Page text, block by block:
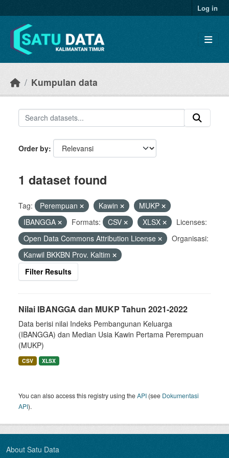
Log in
Kumpulan data
Order by
1 dataset found
Tag: Perempuan Kawin
MUKP
IBANGGA
Formats: CSV XLSX
Licenses:
Open Data Commons Attribution License
Organisasi:
Kanwil BKKBN Prov. Kaltim
Filter Results
Nilai IBANGGA dan MUKP Tahun 2021-2022
Data berisi nilai Indeks Pembangunan Keluarga
(IBANGGA) dan Median Usia Kawin Pertama Perempuan
(MUKP)
CSV XLSX
You can also access this registry using theAPI (see Dokumentasi
API).
About Satu Data